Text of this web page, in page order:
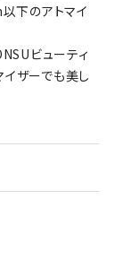
下のアトマイ
ビューティ
イザーでも美し